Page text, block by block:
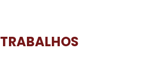
TRABALHOS